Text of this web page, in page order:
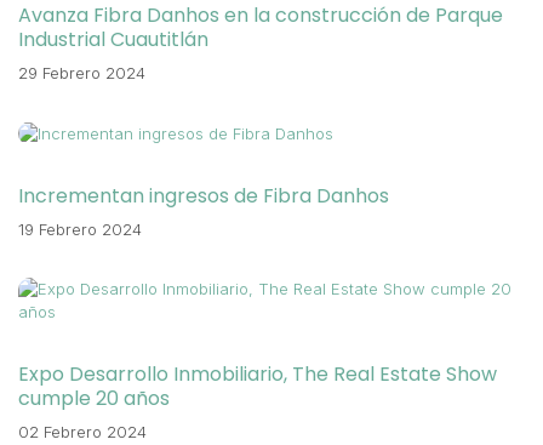
Avanza Fibra Danhos en la construcción de Parque
Industrial Cuautitlán
29 Febrero 2024
Incrementan ingresos de Fibra Danhos
19 Febrero 2024
Expo Desarrollo Inmobiliario, The Real Estate Show
cumple 20 años
02 Febrero 2024